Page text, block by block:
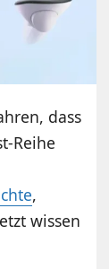
dass
Reihe
,
wissen